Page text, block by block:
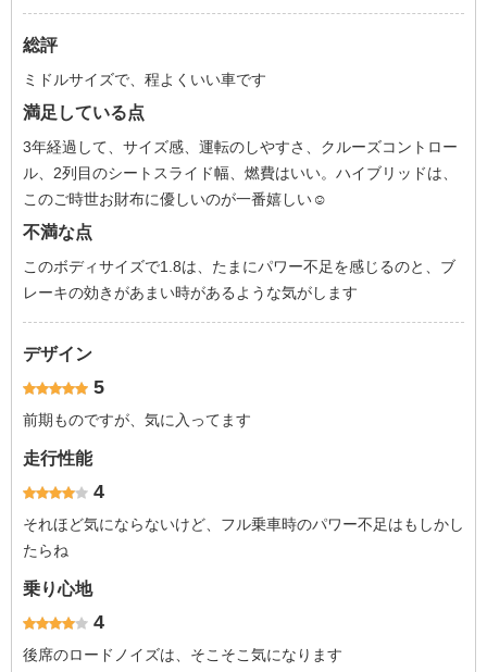
総評
ミドルサイズで、程よくいい車です
満足している点
3年経過して、サイズ感、運転のしやすさ、クルーズコントロー
ル、2列目のシートスライド幅、燃費はいい。ハイブリッドは、
このご時世お財布に優しいのが一番嬉しい☺️
不満な点
このボディサイズで1.8は、たまにパワー不足を感じるのと、ブ
レーキの効きがあまい時があるような気がします
デザイン
5
前期ものですが、気に入ってます
走行性能
4
それほど気にならないけど、フル乗車時のパワー不足はもしかし
たらね
乗り心地
4
後席のロードノイズは、そこそこ気になります